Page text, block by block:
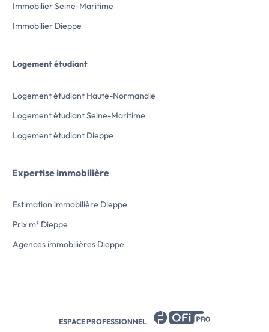
Vous réglez 29,00 €/mois uniquement
pendant la durée […] Voir l’annonce
immobilière >>
Immobilier Seine-Maritime
Immobilier Dieppe
Logement étudiant
Logement étudiant Haute-Normandie
Logement étudiant Seine-Maritime
Logement étudiant Dieppe
Expertise immobilière
Estimation immobilière Dieppe
Prix m² Dieppe
Agences immobilières Dieppe
ESPACE PROFESSIONNEL